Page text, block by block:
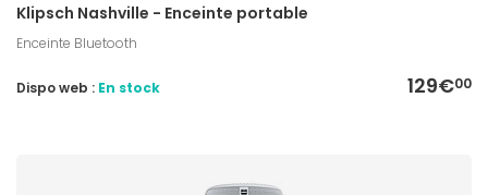
Klipsch Nashville - Enceinte portable
Enceinte Bluetooth
129€00
Dispo web : En stock